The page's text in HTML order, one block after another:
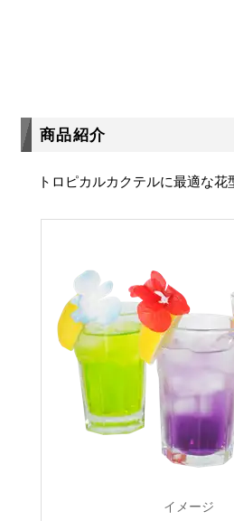
商品紹介
トロピカルカクテルに最適な花
イメージ